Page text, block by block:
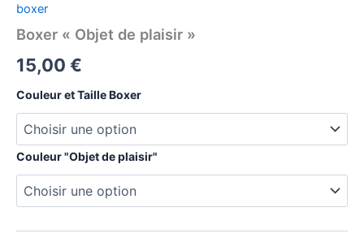
boxer
Boxer « Objet de plaisir »
15,00 €
Couleur et Taille Boxer
Couleur "Objet de plaisir"